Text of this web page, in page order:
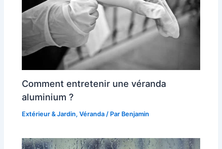
Comment entretenir une véranda
aluminium ?
Extérieur & Jardin,Véranda / Par Benjamin